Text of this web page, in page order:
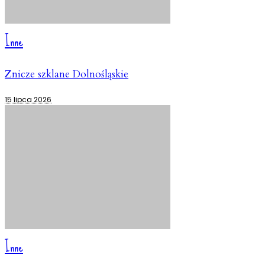
Inne
Znicze szklane Dolnośląskie
15 lipca 2026
Inne